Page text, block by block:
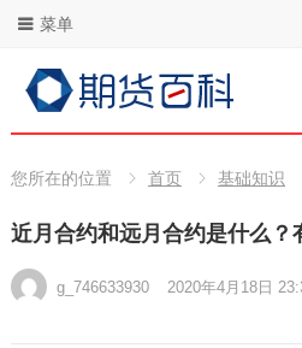
菜单
您所在的位置 首页 基础知识
近月合约和远月合约是什么？
g_746633930 2020年4月18日